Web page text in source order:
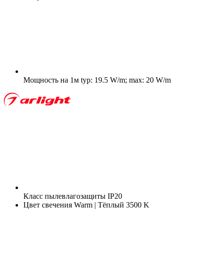
Мощность на 1м typ: 19.5 W/m; max: 20 W/m
Класс пылевлагозащиты IP20
Цвет свечения Warm | Тёплый 3500 K